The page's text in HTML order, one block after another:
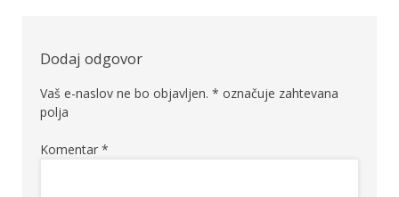
Dodaj odgovor
Vaš e-naslov ne bo objavljen. * označuje zahtevana
polja
Komentar *